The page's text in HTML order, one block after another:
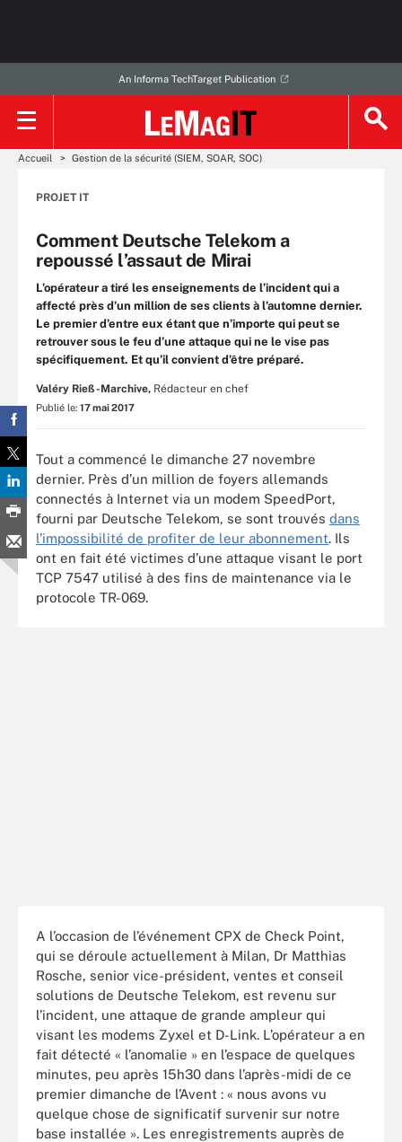
An Informa TechTarget Publication
Accueil Gestion de la sécurité (SIEM, SOAR, SOC)
PROJET IT
Comment Deutsche Telekom a
repoussé l’assaut de Mirai
L’opérateur a tiré les enseignements de l’incident qui a
affecté près d’un million de ses clients à l’automne dernier.
Le premier d’entre eux étant que n’importe qui peut se
retrouver sous le feu d’une attaque qui ne le vise pas
spécifiquement. Et qu’il convient d’être préparé.
Valéry Rieß-Marchive, Rédacteur en chef
Publié le: 17 mai 2017
Tout a commencé le dimanche 27 novembre
dernier. Près d’un million de foyers allemands
connectés à Internet via un modem SpeedPort,
fourni par Deutsche Telekom, se sont trouvés dans
l’impossibilité de profiter de leur abonnement. Ils
ont en fait été victimes d’une attaque visant le port
TCP 7547 utilisé à des fins de maintenance via le
protocole TR-069.
A l’occasion de l’événement CPX de Check Point,
qui se déroule actuellement à Milan, Dr Matthias
Rosche, senior vice-président, ventes et conseil
solutions de Deutsche Telekom, est revenu sur
l’incident, une attaque de grande ampleur qui
visant les modems Zyxel et D-Link. L’opérateur a en
fait détecté « l’anomalie » en l’espace de quelques
minutes, peu après 15h30 dans l’après-midi de ce
premier dimanche de l’Avent : « nous avons vu
quelque chose de significatif survenir sur notre
base installée ». Les enregistrements auprès de